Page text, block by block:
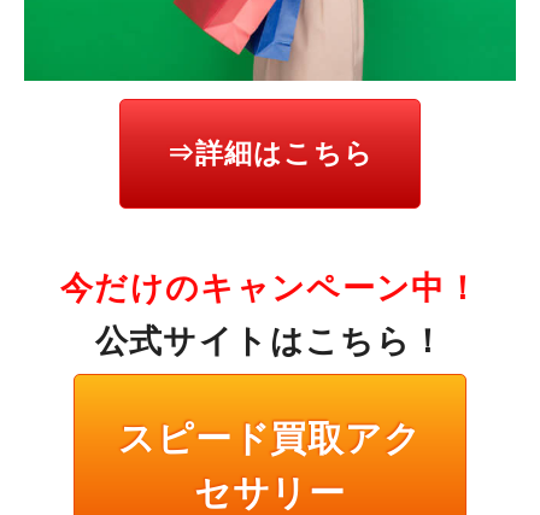
⇒詳細はこちら
今だけのキャンペーン中！
公式サイトはこちら！
スピード買取アク
セサリー